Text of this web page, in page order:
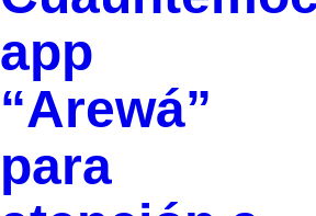
app
“Arewá”
para